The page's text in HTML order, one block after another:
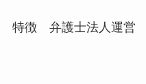
特徴 弁護士法人運営